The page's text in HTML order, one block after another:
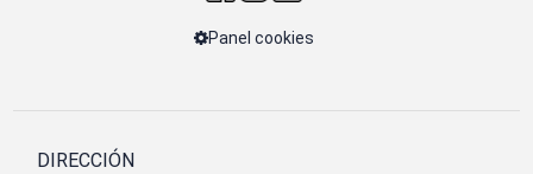
Panel cookies
DIRECCIÓN